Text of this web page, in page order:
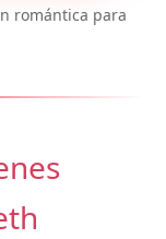
romántica para